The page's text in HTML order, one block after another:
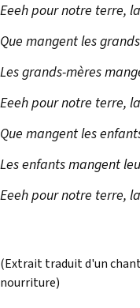
Eeeh pour notre terre,
Que mangent les
Les grands-mères
Eeeh pour notre terre,
Que mangent les
Les enfants mangent
Eeeh pour notre terre,
(Extrait traduit d'un
nourriture)